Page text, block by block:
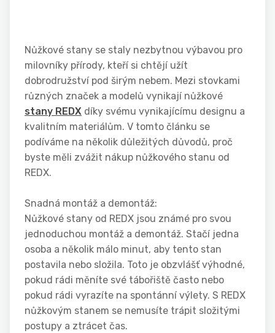
Nůžkové stany se staly nezbytnou výbavou pro
milovníky přírody, kteří si chtějí užít
dobrodružství pod širým nebem. Mezi stovkami
různých značek a modelů vynikají nůžkové
stany REDX díky svému vynikajícímu designu a
kvalitním materiálům. V tomto článku se
podíváme na několik důležitých důvodů, proč
byste měli zvážit nákup nůžkového stanu od
REDX.
Snadná montáž a demontáž:
Nůžkové stany od REDX jsou známé pro svou
jednoduchou montáž a demontáž. Stačí jedna
osoba a několik málo minut, aby tento stan
postavila nebo složila. Toto je obzvlášť výhodné,
pokud rádi měníte své tábořiště často nebo
pokud rádi vyrazíte na spontánní výlety. S REDX
nůžkovým stanem se nemusíte trápit složitými
postupy a ztrácet čas.